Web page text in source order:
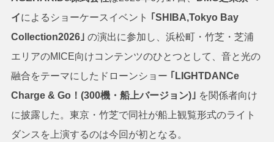
イによるショーケースイベント ｢SHIBA,Tokyo Bay
Collection2026｣ の演出に参加し、浜松町・竹芝・芝浦
エリアのMICE向けコンテンツのひとつとして、音と光の
融合をテーマにしたドローンショー ｢LIGHTDANCe
Charge & Go！(300機・船上バージョン)｣ を関係者向け
に披露した。東京・竹芝で同社が船上観覧形式のライト
ダンスを上演するのは今回が初となる。